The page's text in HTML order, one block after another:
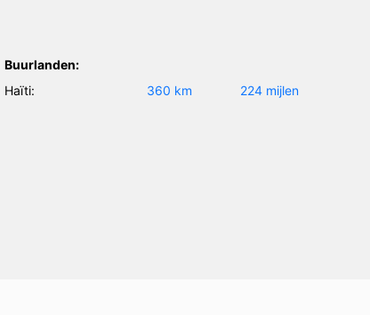
Buurlanden:
Haïti:
360 km 224 mijlen